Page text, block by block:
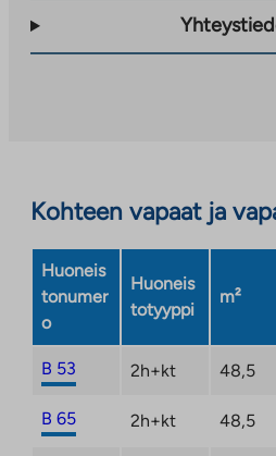
Kohteen vapaat ja
Huoneis
tonumer
o
Huoneis
totyyppi
m²
B 53 2h+kt 48,5
B 65 2h+kt 48,5